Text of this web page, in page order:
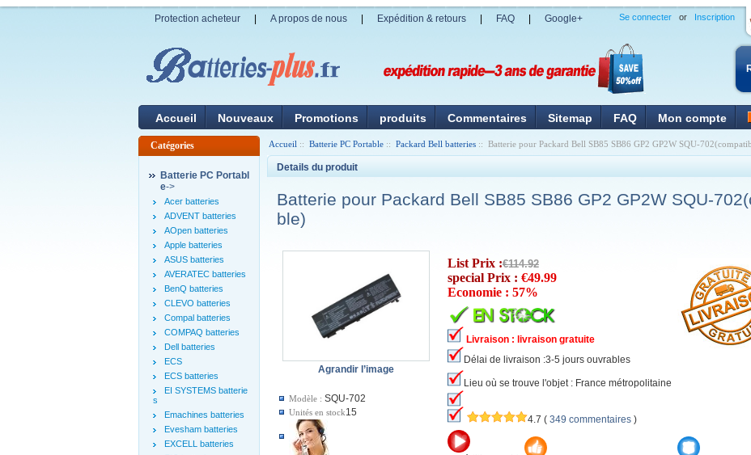
Protection acheteur A propos de nous Expédition & retours FAQ Google+ Se connecter or Inscription
Accueil Nouveaux Promotions produits Commentaires Sitemap FAQ Mon compte
Catégories
Batterie PC Portabl
e->
Acer batteries
ADVENT batteries
AOpen batteries
Apple batteries
ASUS batteries
AVERATEC batteries
BenQ batteries
CLEVO batteries
Compal batteries
COMPAQ batteries
Dell batteries
ECS
ECS batteries
EI SYSTEMS batterie
s
Emachines batteries
Evesham batteries
EXCELL batteries
Accueil :: Batterie PC Portable :: Packard Bell batteries :: Batterie pour Packard Bell SB85 SB86 GP2 GP2W SQU-
Details du produit
Batterie pour Packard Bell SB85 SB86 GP2 GP2W SQU-
ble)
Agrandir l’image
Modèle : SQU-702
Unités en stock15
List Prix :€114.92
special Prix : €49.99
Economie : 57%
Livraison : livraison gratuite
Délai de livraison :3-5 jours ouvrables
Lieu où se trouve l'objet : France métropolitaine
4.7 ( 349 commentaires )